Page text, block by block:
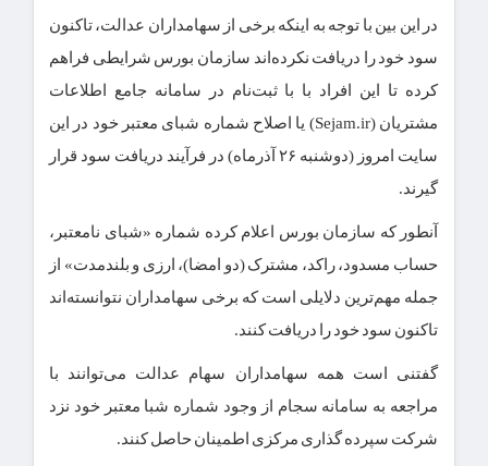
در این بین با توجه به اینکه برخی از سهامداران عدالت، تاکنون
سود خود را دریافت نکرده‌اند سازمان بورس شرایطی فراهم
کرده تا این افراد با با ثبت‌نام در سامانه جامع اطلاعات
مشتریان (Sejam.ir) یا اصلاح شماره شبای معتبر خود در این
سایت امروز (دوشنبه ۲۶ آذرماه) در فرآیند دریافت سود قرار
گیرند.
آنطور که سازمان بورس اعلام کرده شماره «شبای نامعتبر،
حساب مسدود، راکد، مشترک (دو امضا)، ارزی و بلندمدت» از
جمله مهم‌ترین دلایلی است که برخی سهامداران نتوانسته‌اند
تاکنون سود خود را دریافت کنند.
گفتنی است همه سهامداران سهام عدالت می‌توانند با
مراجعه به سامانه سجام از وجود شماره شبا معتبر خود نزد
شرکت سپرده گذاری مرکزی اطمینان حاصل کنند.